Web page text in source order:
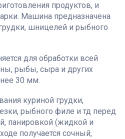
продуктов, и
Машина предназначена
шницелей и рыбного
для обработки всей
рыбы, сыра и других
30 мм.
куриной грудки,
рыбного филе и тд перед
панировкой (жидкой и
получается сочный,